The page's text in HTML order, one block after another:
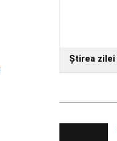
Ştirea zilei